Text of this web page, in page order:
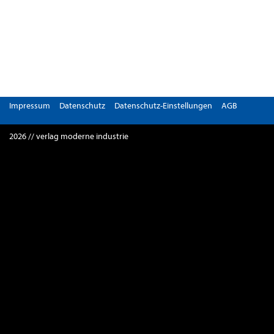
Impressum Datenschutz Datenschutz-Einstellungen AGB
2026 // verlag moderne industrie